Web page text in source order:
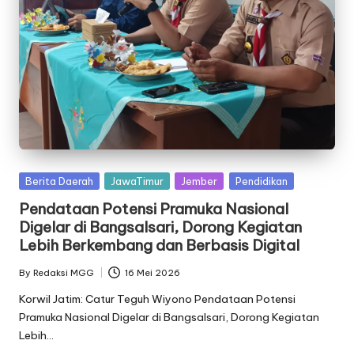
Posted
Berita Daerah JawaTimur Jember Pendidikan
Pendataan Potensi Pramuka Nasional
Digelar di Bangsalsari, Dorong Kegiatan
Lebih Berkembang dan Berbasis Digital
Posted
by
By Redaksi MGG 16 Mei 2026
Korwil Jatim: Catur Teguh Wiyono Pendataan Potensi
Pramuka Nasional Digelar di Bangsalsari, Dorong Kegiatan
Lebih…